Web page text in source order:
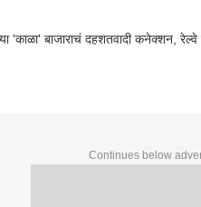
'काळा' बाजाराचं दहशतवादी कनेक्शन,
Continues below